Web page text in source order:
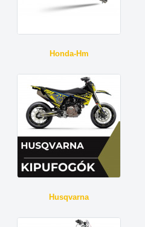
Honda-Hm
Husqvarna